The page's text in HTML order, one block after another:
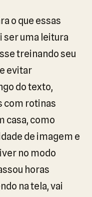
o que essas
ser uma leitura
treinando seu
evitar
do texto,
com rotinas
casa, como
de imagem e
no modo
horas
na tela, vai